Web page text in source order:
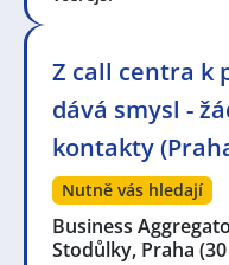
Z call centra k
dává smysl -
kontakty
Nutně vás hledají
Business
Stodůlky, Praha